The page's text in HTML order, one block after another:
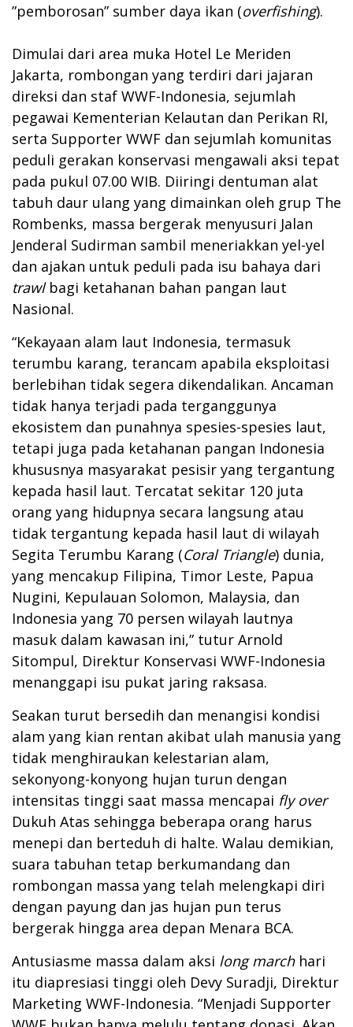
”pemborosan” sumber daya ikan (overfishing).
Dimulai dari area muka Hotel Le Meriden
Jakarta, rombongan yang terdiri dari jajaran
direksi dan staf WWF-Indonesia, sejumlah
pegawai Kementerian Kelautan dan Perikan RI,
serta Supporter WWF dan sejumlah komunitas
peduli gerakan konservasi mengawali aksi tepat
pada pukul 07.00 WIB. Diiringi dentuman alat
tabuh daur ulang yang dimainkan oleh grup The
Rombenks, massa bergerak menyusuri Jalan
Jenderal Sudirman sambil meneriakkan yel-yel
dan ajakan untuk peduli pada isu bahaya dari
trawlbagi ketahanan bahan pangan laut
Nasional.
“Kekayaan alam laut Indonesia, termasuk
terumbu karang, terancam apabila eksploitasi
berlebihan tidak segera dikendalikan. Ancaman
tidak hanya terjadi pada terganggunya
ekosistem dan punahnya spesies-spesies laut,
tetapi juga pada ketahanan pangan Indonesia
khususnya masyarakat pesisir yang tergantung
kepada hasil laut. Tercatat sekitar 120 juta
orang yang hidupnya secara langsung atau
tidak tergantung kepada hasil laut di wilayah
Segita Terumbu Karang (Coral Triangle) dunia,
yang mencakup Filipina, Timor Leste, Papua
Nugini, Kepulauan Solomon, Malaysia, dan
Indonesia yang 70 persen wilayah lautnya
masuk dalam kawasan ini,” tutur Arnold
Sitompul, Direktur Konservasi WWF-Indonesia
menanggapi isu pukat jaring raksasa.
Seakan turut bersedih dan menangisi kondisi
alam yang kian rentan akibat ulah manusia yang
tidak menghiraukan kelestarian alam,
sekonyong-konyong hujan turun dengan
intensitas tinggi saat massa mencapai fly over
Dukuh Atas sehingga beberapa orang harus
menepi dan berteduh di halte. Walau demikian,
suara tabuhan tetap berkumandang dan
rombongan massa yang telah melengkapi diri
dengan payung dan jas hujan pun terus
bergerak hingga area depan Menara BCA.
Antusiasme massa dalam aksi long marchhari
itu diapresiasi tinggi oleh Devy Suradji, Direktur
Marketing WWF-Indonesia. “Menjadi Supporter